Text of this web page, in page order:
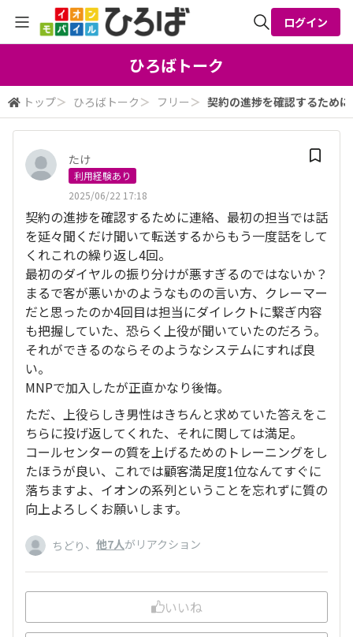
検索
ログイン
ひろばトーク
トップ＞ ひろばトーク ＞ フリー ＞ 契約の進捗を確認するため
たけ
利用経験あり
2025/06/22 17:18
契約の進捗を確認するために連絡、最初の担当では話
を延々聞くだけ聞いて転送するからもう一度話をして
くれこれの繰り返し4回。
最初のダイヤルの振り分けが悪すぎるのではないか？
まるで客が悪いかのようなものの言い方、クレーマー
だと思ったのか4回目は担当にダイレクトに繋ぎ内容
も把握していた、恐らく上役が聞いていたのだろう。
それができるのならそのようなシステムにすれば良
い。
MNPで加入したが正直かなり後悔。
ただ、上役らしき男性はきちんと求めていた答えをこ
ちらに投げ返してくれた、それに関しては満足。
コールセンターの質を上げるためのトレーニングをし
たほうが良い、これでは顧客満足度1位なんてすぐに
落ちますよ、イオンの系列ということを忘れずに質の
向上よろしくお願いします。
ちどり 、 他7人がリアクション
いいね